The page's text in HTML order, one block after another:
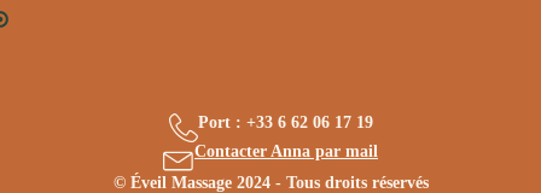
Port : +33 6 62 06 17 19
Contacter Anna par mail
© Éveil Massage 2024 - Tous droits réservés